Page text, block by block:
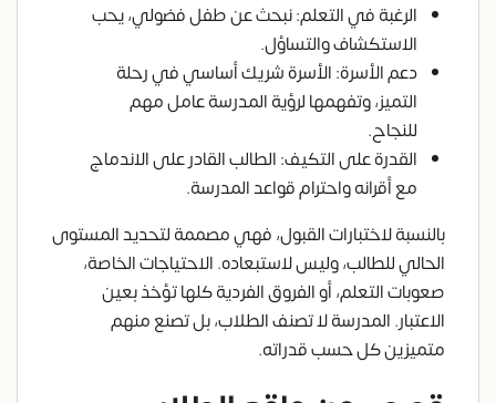
الرغبة في التعلم: نبحث عن طفل فضولي، يحب
الاستكشاف والتساؤل.
دعم الأسرة: الأسرة شريك أساسي في رحلة
التميز، وتفهمها لرؤية المدرسة عامل مهم
للنجاح.
القدرة على التكيف: الطالب القادر على الاندماج
مع أقرانه واحترام قواعد المدرسة.
بالنسبة لاختبارات القبول، فهي مصممة لتحديد المستوى
الحالي للطالب، وليس لاستبعاده. الاحتياجات الخاصة،
صعوبات التعلم، أو الفروق الفردية كلها تؤخذ بعين
الاعتبار. المدرسة لا تصنف الطلاب، بل تصنع منهم
متميزين كل حسب قدراته.